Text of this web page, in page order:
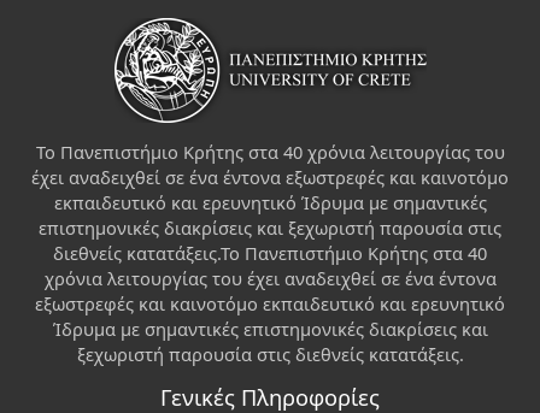
Το Πανεπιστήμιο Κρήτης στα 40 χρόνια λειτουργίας του
έχει αναδειχθεί σε ένα έντονα εξωστρεφές και καινοτόμο
εκπαιδευτικό και ερευνητικό Ίδρυμα με σημαντικές
επιστημονικές διακρίσεις και ξεχωριστή παρουσία στις
διεθνείς κατατάξεις.Το Πανεπιστήμιο Κρήτης στα 40
χρόνια λειτουργίας του έχει αναδειχθεί σε ένα έντονα
εξωστρεφές και καινοτόμο εκπαιδευτικό και ερευνητικό
Ίδρυμα με σημαντικές επιστημονικές διακρίσεις και
ξεχωριστή παρουσία στις διεθνείς κατατάξεις.
Γενικές Πληροφορίες